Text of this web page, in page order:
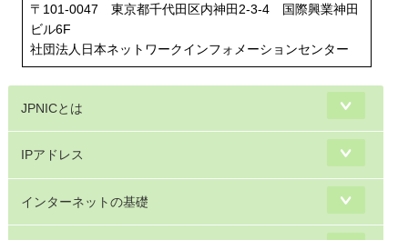
〒101-0047 東京都千代田区内神田2-3-4 国際興業神田
ビル6F
社団法人日本ネットワークインフォメーションセンター
JPNICとは
IPアドレス
インターネットの基礎